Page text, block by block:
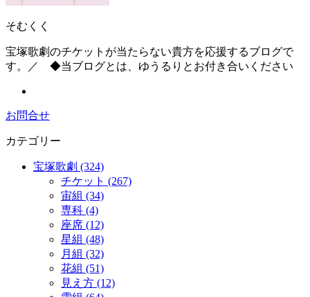
そむくく
宝塚歌劇のチケットが当たらない貴方を応援するブログで
す。／ ◆当ブログとは、ゆうるりとお付き合いください
お問合せ
カテゴリー
宝塚歌劇 (324)
チケット (267)
宙組 (34)
専科 (4)
座席 (12)
星組 (48)
月組 (32)
花組 (51)
見え方 (12)